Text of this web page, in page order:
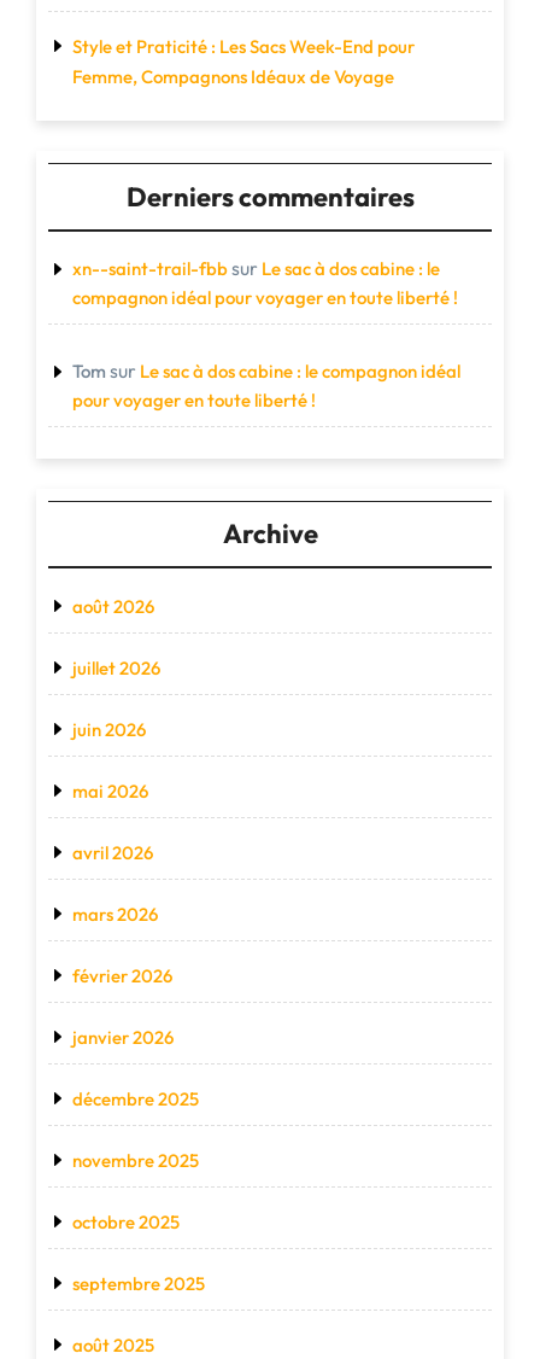
Style et Praticité : Les Sacs Week-End pour
Femme, Compagnons Idéaux de Voyage
Derniers commentaires
xn--saint-trail-fbbsur Le sac à dos cabine : le
compagnon idéal pour voyager en toute liberté !
Tom sur Le sac à dos cabine : le compagnon idéal
pour voyager en toute liberté !
Archive
août 2026
juillet 2026
juin 2026
mai 2026
avril 2026
mars 2026
février 2026
janvier 2026
décembre 2025
novembre 2025
octobre 2025
septembre 2025
août 2025